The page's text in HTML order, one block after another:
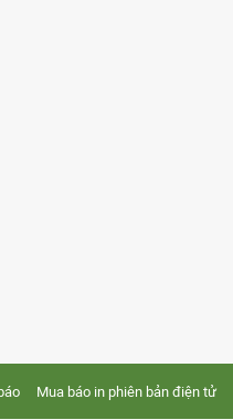
Mua báo in phiên bản điện tử